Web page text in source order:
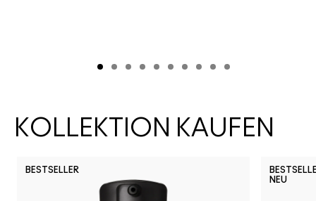
KOLLEKTION KAUFEN
BESTSELLER
NEU